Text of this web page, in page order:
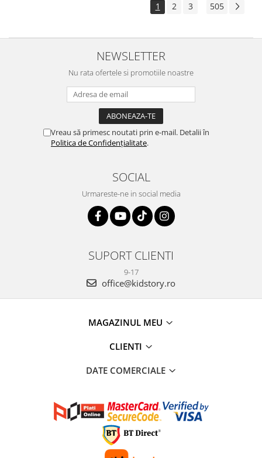
1 2 3 505
NEWSLETTER
Nu rata ofertele si promotiile noastre
Vreau să primesc noutati prin e-mail. Detalii în
Politica de Confidențialitate.
SOCIAL
Urmareste-ne in social media
SUPORT CLIENTI
9-17
office@kidstory.ro
MAGAZINUL MEU
CLIENTI
DATE COMERCIALE